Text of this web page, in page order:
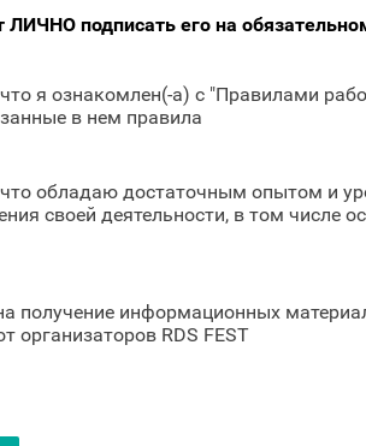
ЛИЧНО подписать его на
я ознакомлен(-а) с "Правилами
в нем правила
обладаю достаточным опытом и
своей деятельности, в том числе
получение информационных
организаторов RDS FEST